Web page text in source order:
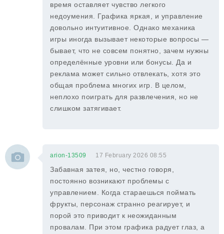
время оставляет чувство легкого
недоумения. Графика яркая, и управление
довольно интуитивное. Однако механика
игры иногда вызывает некоторые вопросы —
бывает, что не совсем понятно, зачем нужны
определённые уровни или бонусы. Да и
реклама может сильно отвлекать, хотя это
общая проблема многих игр. В целом,
неплохо поиграть для развлечения, но не
слишком затягивает.
arion-13509 17 February 2026 08:55
Забавная затея, но, честно говоря,
постоянно возникают проблемы с
управлением. Когда стараешься поймать
фрукты, персонаж странно реагирует, и
порой это приводит к неожиданным
провалам. При этом графика радует глаз, а